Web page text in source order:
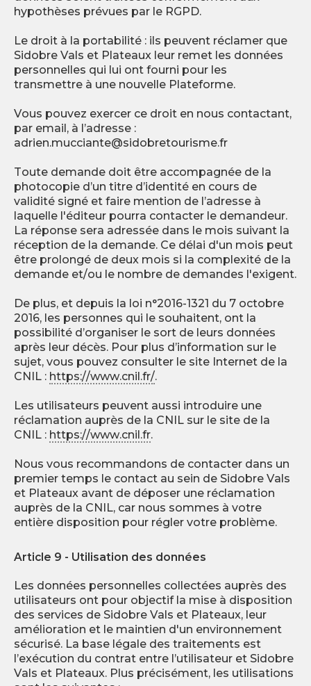
hypothèses prévues par le RGPD.
Le droit à la portabilité : ils peuvent réclamer que
Sidobre Vals et Plateaux leur remet les données
personnelles qui lui ont fourni pour les
transmettre à une nouvelle Plateforme.
Vous pouvez exercer ce droit en nous contactant,
par email, à l’adresse :
adrien.mucciante@sidobretourisme.fr
Toute demande doit être accompagnée de la
photocopie d’un titre d’identité en cours de
validité signé et faire mention de l’adresse à
laquelle l'éditeur pourra contacter le demandeur.
La réponse sera adressée dans le mois suivant la
réception de la demande. Ce délai d'un mois peut
être prolongé de deux mois si la complexité de la
demande et/ou le nombre de demandes l'exigent.
De plus, et depuis la loi n°2016-1321 du 7 octobre
2016, les personnes qui le souhaitent, ont la
possibilité d’organiser le sort de leurs données
après leur décès. Pour plus d’information sur le
sujet, vous pouvez consulter le site Internet de la
CNIL : https://www.cnil.fr/.
Les utilisateurs peuvent aussi introduire une
réclamation auprès de la CNIL sur le site de la
CNIL : https://www.cnil.fr.
Nous vous recommandons de contacter dans un
premier temps le contact au sein de Sidobre Vals
et Plateaux avant de déposer une réclamation
auprès de la CNIL, car nous sommes à votre
entière disposition pour régler votre problème.
Article 9 - Utilisation des données
Les données personnelles collectées auprès des
utilisateurs ont pour objectif la mise à disposition
des services de Sidobre Vals et Plateaux, leur
amélioration et le maintien d'un environnement
sécurisé. La base légale des traitements est
l’exécution du contrat entre l’utilisateur et Sidobre
Vals et Plateaux. Plus précisément, les utilisations